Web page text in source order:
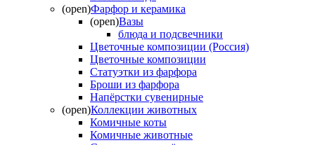
(open)Фарфор и керамика
(open)Вазы
блюда и подсвечники
Цветочные композиции (Россия)
Цветочные композиции
Статуэтки из фарфора
Броши из фарфора
Напёрстки сувенирные
(open)Коллекции животных
Комичные коты
Комичные животные